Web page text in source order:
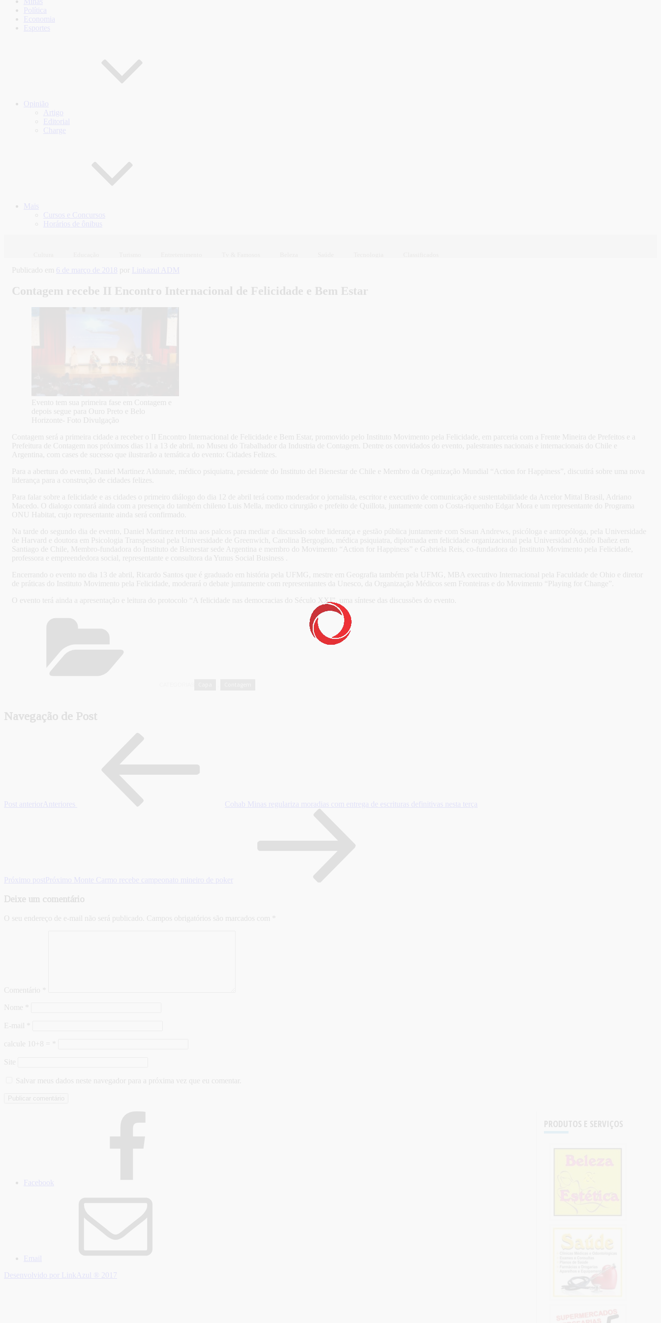
Política
Economia
Esportes
Opinião
Artigo
Editorial
Charge
Mais
Cursos e Concursos
Horários de ônibus
Publicado em 6 de março de 2018 por Linkazul ADM
Contagem recebe II Encontro Internacional de Felicidade e Bem Estar
Evento tem sua primeira fase em Contagem e
depois segue para Ouro Preto e Belo
Horizonte- Foto Divulgação
Contagem será a primeira cidade a receber o II Encontro Internacional de Felicidade e Bem Estar, promovido pelo Instituto Movimento pela Felicidade, em parceria com a Frente Mineira de Prefeitos e a
Prefeitura de Contagem nos próximos dias 11 a 13 de abril, no Museu do Trabalhador da Industria de Contagem. Dentre os convidados do evento, palestrantes nacionais e internacionais do Chile e
Argentina, com cases de sucesso que ilustrarão a temática do evento: Cidades Felizes.
Para a abertura do evento, Daniel Martinez Aldunate, médico psiquiatra, presidente do Instituto del Bienestar de Chile e Membro da Organização Mundial “Action for Happiness”, discutirá sobre uma nova
liderança para a construção de cidades felizes.
Para falar sobre a felicidade e as cidades o primeiro diálogo do dia 12 de abril terá como moderador o jornalista, escritor e executivo de comunicação e sustentabilidade da Arcelor Mittal Brasil, Adriano
Macedo. O dialogo contará ainda com a presença do também chileno Luis Mella, medico cirurgião e prefeito de Quillota, juntamente com o Costa-riquenho Edgar Mora e um representante do Programa
ONU Habitat, cujo representante ainda será confirmado.
Na tarde do segundo dia de evento, Daniel Martinez retorna aos palcos para mediar a discussão sobre liderança e gestão pública juntamente com Susan Andrews, psicóloga e antropóloga, pela Universidade
de Harvard e doutora em Psicologia Transpessoal pela Universidade de Greenwich, Carolina Bergoglio, médica psiquiatra, diplomada em felicidade organizacional pela Universidad Adolfo Ibañez em
Santiago de Chile, Membro-fundadora do Instituto de Bienestar sede Argentina e membro do Movimento “Action for Happiness” e Gabriela Reis, co-fundadora do Instituto Movimento pela Felicidade,
professora e empreendedora social, representante e consultora da Yunus Social Business .
Encerrando o evento no dia 13 de abril, Ricardo Santos que é graduado em história pela UFMG, mestre em Geografia também pela UFMG, MBA executivo Internacional pela Faculdade de Ohio e diretor
de práticas do Instituto Movimento pela Felicidade, moderará o debate juntamente com representantes da Unesco, da Organização Médicos sem Fronteiras e do Movimento “Playing for Change”.
O evento terá ainda a apresentação e leitura do protocolo “A felicidade nas democracias do Século XXI”, uma síntese das discussões do evento.
Navegação de Post
Post anterior Anteriores Cohab Minas regulariza moradias com entrega de escrituras definitivas nesta terça
Próximo post Próximo Monte Carmo recebe campeonato mineiro de poker
Deixe um comentário
O seu endereço de e-mail não será publicado. Campos obrigatórios são marcados com
Comentário
Nome
E-mail
calcule 10+8 =
Site
Salvar meus dados neste navegador para a próxima vez que eu comentar.
PRODUTOS E SERVIÇOS
Facebook
Email
Desenvolvido por LinkAzul ® 2017